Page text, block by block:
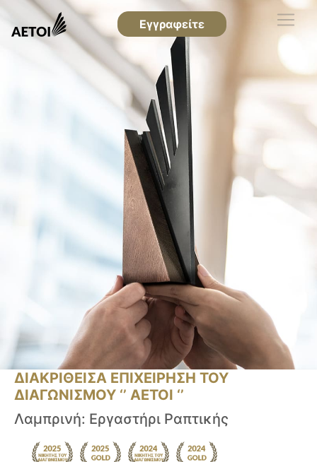
Εγγραφείτε
ΔΙΑΚΡΙΘΕΙΣΑ ΕΠΙΧΕΙΡΗΣΗ ΤΟΥ
ΔΙΑΓΩΝΙΣΜΟΥ ‘’ ΑΕΤΟΙ ‘’
Λαμπρινή: Εργαστήρι Ραπτικής